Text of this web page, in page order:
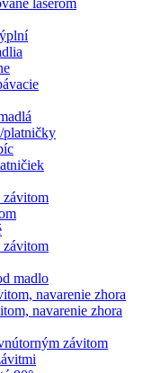
platničky
závitom
závitom
madlo
navarenie zhora
navarenie zhora
závitom